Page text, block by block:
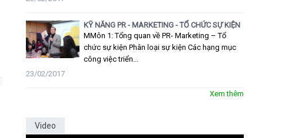
KỸ NĂNG PR - MARKETING - TỔ CHỨC SỰ KIỆN
MMôn 1: Tổng quan về PR- Marketing – Tổ
chức sự kiện Phân loại sự kiện Các hạng mục
công việc triển...
23/02/2017
Xem thêm
Video